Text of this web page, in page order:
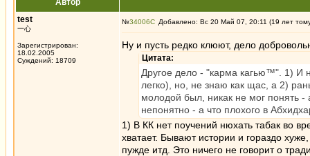
Автор
test
一心
Зарегистрирован:
18.02.2005
Суждений: 18709
№34006 Добавлено: Вс 20 Май 07, 20:11 (19 лет
Ну и пусть редко клюют, дело
Цитата:
Другое дело - "карма кагью™". 1) И
легко), но, не знаю как щас, а 2)
молодой был, никак не мог понять
непонятно - а что плохого в
1) В КК нет поучений нюхать табак во
хватает. Бывают истории и гораздо
пужде итд. Это ничего не говорит о